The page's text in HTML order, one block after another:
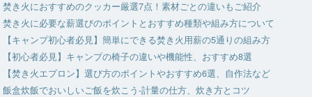
焚き火におすすめのクッカー厳選7点！素材ごとの違いもご紹介
焚き火に必要な薪選びのポイントとおすすめ種類や組み方について
【キャンプ初心者必見】簡単にできる焚き火用薪の5通りの組み方
【初心者必見】キャンプの椅子の違いや機能性、おすすめ8選
【焚き火エプロン】選び方のポイントやおすすめ6選、自作法など
飯盒炊飯でおいしいご飯を炊こう-計量の仕方、炊き方とコツ